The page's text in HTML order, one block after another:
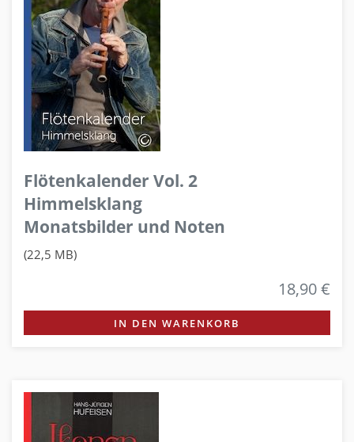
Flötenkalender Vol. 2
Himmelsklang
Monatsbilder und Noten
(22,5 MB)
18,90 €
IN DEN WARENKORB